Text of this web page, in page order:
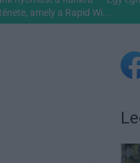
amely a Rapid Wi...